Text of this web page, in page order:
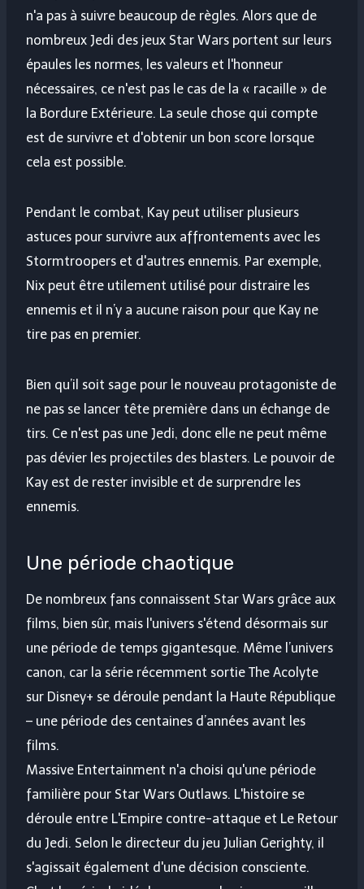
n'a pas à suivre beaucoup de règles. Alors que de
nombreux Jedi des jeux Star Wars portent sur leurs
épaules les normes, les valeurs et l'honneur
nécessaires, ce n'est pas le cas de la « racaille » de
la Bordure Extérieure. La seule chose qui compte
est de survivre et d'obtenir un bon score lorsque
cela est possible.
Pendant le combat, Kay peut utiliser plusieurs
astuces pour survivre aux affrontements avec les
Stormtroopers et d'autres ennemis. Par exemple,
Nix peut être utilement utilisé pour distraire les
ennemis et il n’y a aucune raison pour que Kay ne
tire pas en premier.
Bien qu’il soit sage pour le nouveau protagoniste de
ne pas se lancer tête première dans un échange de
tirs. Ce n'est pas une Jedi, donc elle ne peut même
pas dévier les projectiles des blasters. Le pouvoir de
Kay est de rester invisible et de surprendre les
ennemis.
Une période chaotique
De nombreux fans connaissent Star Wars grâce aux
films, bien sûr, mais l'univers s'étend désormais sur
une période de temps gigantesque. Même l’univers
canon, car la série récemment sortie The Acolyte
sur Disney+ se déroule pendant la Haute République
– une période des centaines d’années avant les
films.
Massive Entertainment n'a choisi qu'une période
familière pour Star Wars Outlaws. L'histoire se
déroule entre L'Empire contre-attaque et Le Retour
du Jedi. Selon le directeur du jeu Julian Gerighty, il
s'agissait également d'une décision consciente.